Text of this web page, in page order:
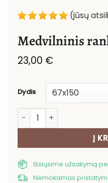
(jūsų
Medvilninis
23,00 €
Dydis
produkto kiekis:
Į
Išsiųsime užsakymą
Nemokamas